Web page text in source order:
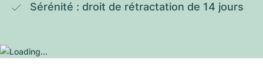
Sérénité : droit de rétractation de 14 jours